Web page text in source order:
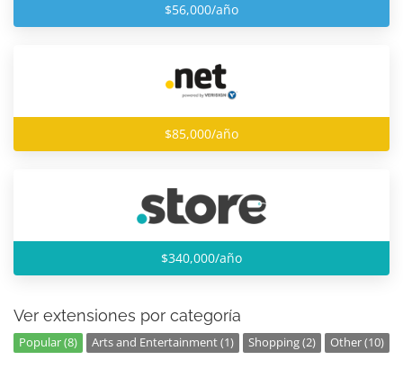
$56,000/año
$85,000/año
$340,000/año
Ver extensiones por categoría
Popular (8) Arts and Entertainment (1) Shopping (2) Other (10)